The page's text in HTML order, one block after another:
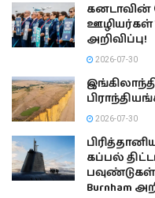
கனடாவின்
ஊழியர்கள்
அறிவிப்பு!
2026-07-30
2026-07-30
கப்பல்
பவுண்டுகள்
Burnham